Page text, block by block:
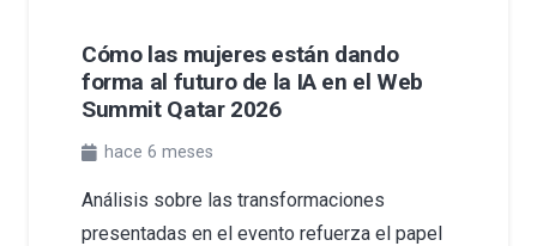
Cómo las mujeres están dando
forma al futuro de la IA en el Web
Summit Qatar 2026
hace 6 meses
Análisis sobre las transformaciones
presentadas en el evento refuerza el papel